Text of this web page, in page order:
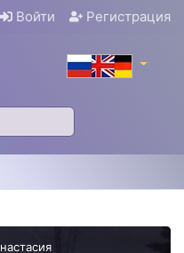
Войти Регистрация